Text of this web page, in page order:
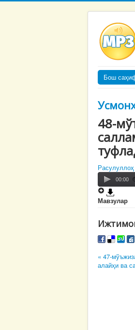
Бош
48-
00:00
Мавзулар
« 47-
алайҳи ва